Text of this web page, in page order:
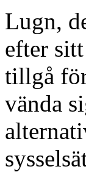
Lugn,
efter
tillgå
vända